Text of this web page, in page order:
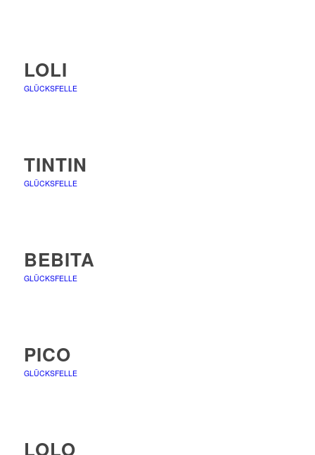
LOLI
GLÜCKSFELLE
TINTIN
GLÜCKSFELLE
BEBITA
GLÜCKSFELLE
PICO
GLÜCKSFELLE
LOLO